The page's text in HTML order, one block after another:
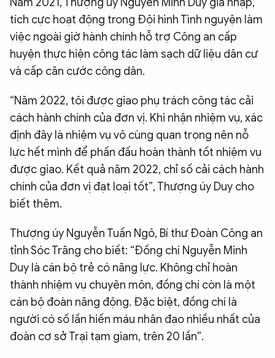
tích cực hoạt động trong Đội hình Tình nguyện làm
việc ngoài giờ hành chính hỗ trợ Công an cấp
huyện thực hiện công tác làm sạch dữ liệu dân cư
và cấp căn cước công dân.
“Năm 2022, tôi được giao phụ trách công tác cải
cách hành chính của đơn vị. Khi nhận nhiệm vụ, xác
định đây là nhiệm vụ vô cùng quan trọng nên nỗ
lực hết mình để phấn đấu hoàn thành tốt nhiệm vụ
được giao. Kết quả năm 2022, chỉ số cải cách hành
chính của đơn vị đạt loại tốt”, Thượng úy Duy cho
biết thêm.
Thượng úy Nguyễn Tuấn Ngô, Bí thư Đoàn Công an
tỉnh Sóc Trăng cho biết: “Đồng chí Nguyễn Minh
Duy là cán bộ trẻ có năng lực. Không chỉ hoàn
thành nhiệm vụ chuyên môn, đồng chí còn là một
cán bộ đoàn năng động. Đặc biệt, đồng chí là
người có số lần hiến máu nhân đạo nhiều nhất của
đoàn cơ sở Trại tạm giam, trên 20 lần”.